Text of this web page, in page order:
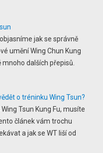
jak se správně
umění Wing Chun Kung
mnoho dalších přepisů.
o tréninku Wing Tsun?
Tsun Kung Fu, musíte
článek vám trochu
a jak se WT liší od